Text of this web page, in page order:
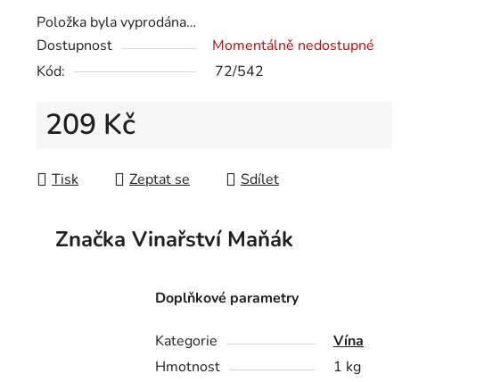
5
hvězdiček.
Položka byla vyprodána…
Dostupnost
Momentálně nedostupné
Kód:
72/542
209 Kč
Tisk
Zeptat se Sdílet
Značka Vinařství Maňák
Doplňkové parametry
Kategorie
Vína
Hmotnost
1 kg